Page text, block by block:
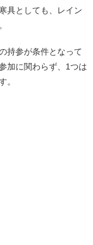
具としても、レイン
持参が条件となって
加に関わらず、1つは
。